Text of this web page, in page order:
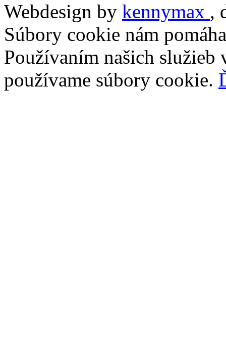
Webdesign by kennymax ,
Súbory cookie nám
Používaním našich služieb
používame súbory cookie.